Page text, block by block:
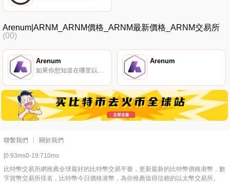
Arenum|ARNM_ARNM價格_ARNM最新價格_ARNM交易所
(00)
Arenum Arenum
聯繫我們 關於我們
[0:93ms0-19:710ms
比特幣交易所網推薦全球最好的比特幣交易平臺，更新最新的比特幣價格港幣，數
字貨幣交易所排名，比特幣今日價格港幣，為你推薦值得信賴的以太幣交易所。